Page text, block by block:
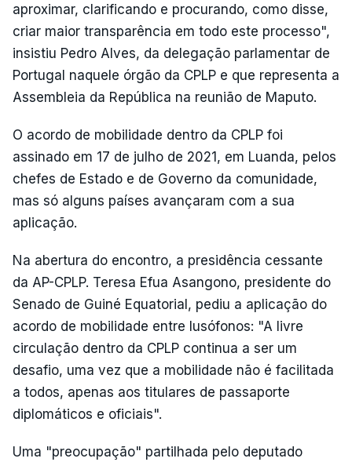
aproximar, clarificando e procurando, como disse,
criar maior transparência em todo este processo",
insistiu Pedro Alves, da delegação parlamentar de
Portugal naquele órgão da CPLP e que representa a
Assembleia da República na reunião de Maputo.
O acordo de mobilidade dentro da CPLP foi
assinado em 17 de julho de 2021, em Luanda, pelos
chefes de Estado e de Governo da comunidade,
mas só alguns países avançaram com a sua
aplicação.
Na abertura do encontro, a presidência cessante
da AP-CPLP. Teresa Efua Asangono, presidente do
Senado de Guiné Equatorial, pediu a aplicação do
acordo de mobilidade entre lusófonos: "A livre
circulação dentro da CPLP continua a ser um
desafio, uma vez que a mobilidade não é facilitada
a todos, apenas aos titulares de passaporte
diplomáticos e oficiais".
Uma "preocupação" partilhada pelo deputado